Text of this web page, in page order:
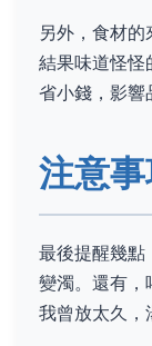
另外，食材的
結果味道怪怪
省小錢，影響
注意
最後提醒幾點
變濁。還有，
我曾放太久，